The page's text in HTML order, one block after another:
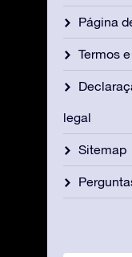
Página
Termos
legal
Sitemap